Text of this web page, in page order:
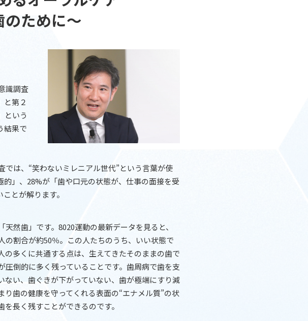
ために～
識調査
と第２
という
結果で
は、“笑わないミレニアル世代”という言葉が使
」、28%が「歯や口元の状態が、仕事の面接を受
とが解ります。
天然歯」です。8020運動の最新データを見ると、
の割合が約50％。この人たちのうち、いい状態で
の多くに共通する点は、生えてきたそのままの歯で
圧倒的に多く残っていることです。歯周病で歯を支
ない、歯ぐきが下がっていない、歯が極端にすり減
り歯の健康を守ってくれる表面の“エナメル質”の状
を長く残すことができるのです。